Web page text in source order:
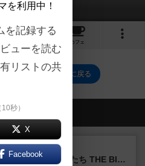
2
カフェ
ズ・カースのトップに戻る
しい投稿
アグリコラ：牧場の動物たち THE BIG BOX
を利用中！
を記録する
ューを読む
リストの共
秒）
X
Facebook